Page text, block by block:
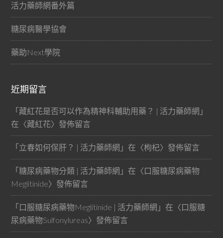
活力藥師網番外篇
糖尿病醫學協會
藥助Next學院
近期留言
「藏紅花是否可以作為精神科輔助用藥？ | 活力藥師網 」
在〈藏紅花〉發佈留言
「立春如何保肝？ | 活力藥師網 」在〈枸杞〉發佈留言
「糖尿病藥物分類 | 活力藥師網 」在〈口服糖尿病藥物
Meglitinide〉發佈留言
「口服糖尿病藥物Meglitinide | 活力藥師網 」在〈口服糖
尿病藥物Sulfonylureas〉發佈留言